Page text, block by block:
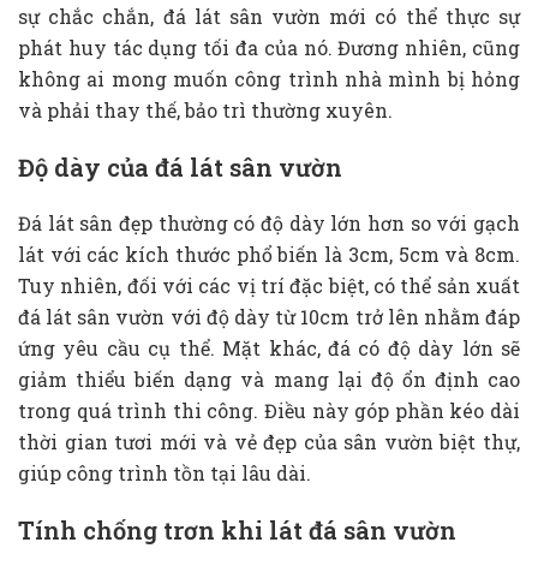
sự chắc chắn, đá lát sân vườn mới có thể thực sự
phát huy tác dụng tối đa của nó. Đương nhiên, cũng
không ai mong muốn công trình nhà mình bị hỏng
và phải thay thế, bảo trì thường xuyên.
Độ dày của đá lát sân vườn
Đá lát sân đẹp thường có độ dày lớn hơn so với gạch
lát với các kích thước phổ biến là 3cm, 5cm và 8cm.
Tuy nhiên, đối với các vị trí đặc biệt, có thể sản xuất
đá lát sân vườn với độ dày từ 10cm trở lên nhằm đáp
ứng yêu cầu cụ thể. Mặt khác, đá có độ dày lớn sẽ
giảm thiểu biến dạng và mang lại độ ổn định cao
trong quá trình thi công. Điều này góp phần kéo dài
thời gian tươi mới và vẻ đẹp của sân vườn biệt thự,
giúp công trình tồn tại lâu dài.
Tính chống trơn khi lát đá sân vườn